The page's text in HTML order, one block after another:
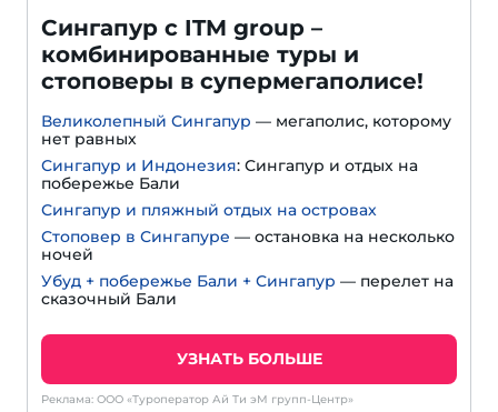
Сингапур с ITM group –
комбинированные туры и
стоповеры в супермегаполисе!
Великолепный Сингапур — мегаполис, которому
нет равных
Сингапур и Индонезия: Сингапур и отдых на
побережье Бали
Сингапур и пляжный отдых на островах
Стоповер в Сингапуре — остановка на несколько
ночей
Убуд + побережье Бали + Сингапур — перелет на
сказочный Бали
УЗНАТЬ БОЛЬШЕ
Реклама: ООО «Туроператор Ай Ти эМ групп-Центр»